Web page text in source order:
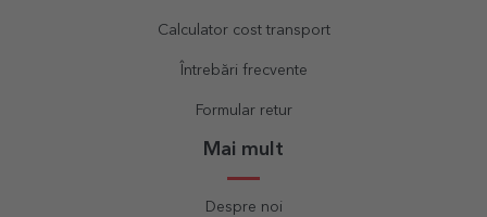
Calculator cost transport
Întrebări frecvente
Formular retur
Mai mult
Despre noi